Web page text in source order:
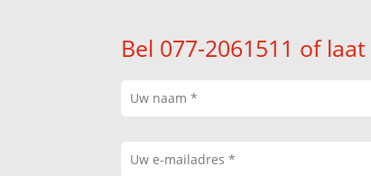
Bel 077-2061511 of